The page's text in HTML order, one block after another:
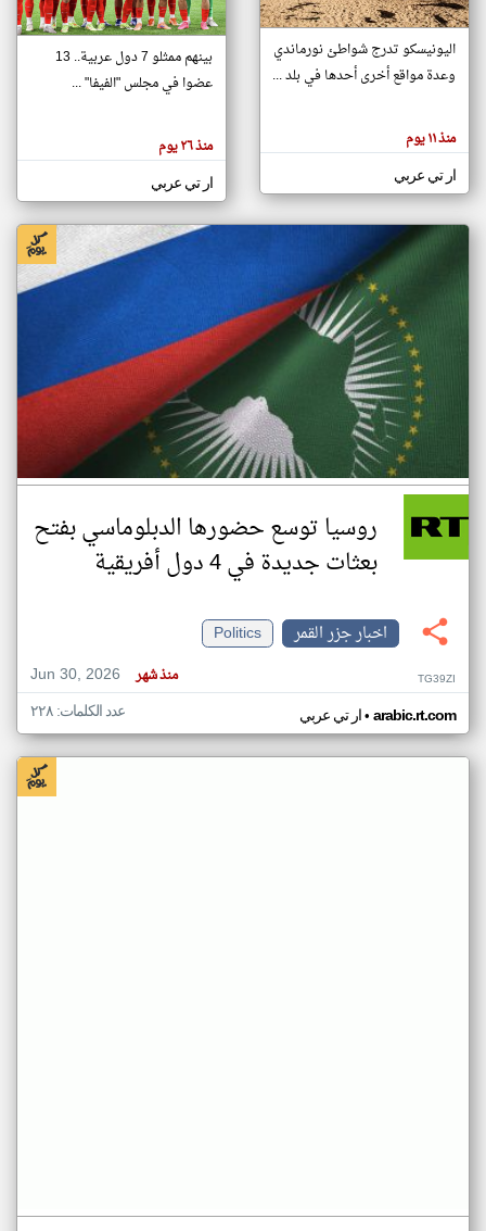
تغيير الدولة
اخبار جزر القمر على مدار الساعة
أهم اخبار جزر القمر العاجلة والمباشرة
هنا عن
وجهة
كاتبيها.
اليونيسكو تدرج شواطئ نورماندي
وعدة مواقع أخرى أحدها في بلد ...
منذ ١١ يوم
ار تي عربي
بينهم ممثلو 7 دول عربية.. 13
عضوا في مجلس "الفيفا" ...
منذ ٢٦ يوم
ار تي عربي
روسيا توسع حضورها الدبلوماسي بفتح
بعثات جديدة في 4 دول أفريقية
اخبار جزر القمر
Politics
Jun 30, 2026
منذ شهر TG39ZI
ار تي عربي• arabic.rt.com عدد الكلمات: ٢٢٨
klyoum.com